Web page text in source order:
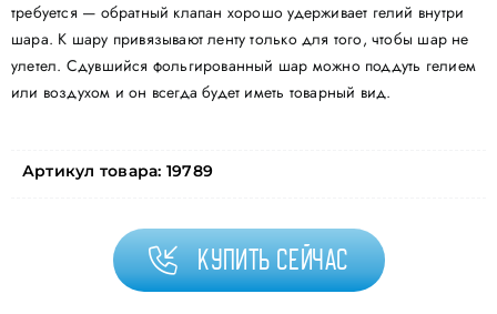
требуется — обратный клапан хорошо удерживает гелий внутри
шара. К шару привязывают ленту только для того, чтобы шар не
улетел. Сдувшийся фольгированный шар можно поддуть гелием
или воздухом и он всегда будет иметь товарный вид.
Артикул товара: 19789
Купить сейчас